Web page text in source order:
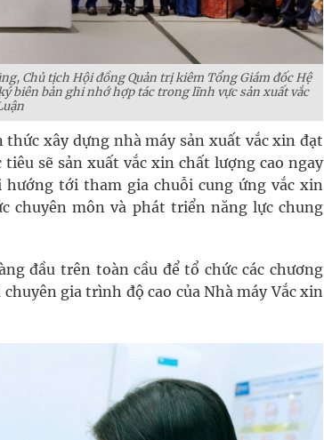
Chủ tịch Hội đồng Quản trị kiêm Tổng Giám đốc Hệ
biên bản ghi nhớ hợp tác trong lĩnh vực sản xuất vắc
xây dựng nhà máy sản xuất vắc xin đạt
sẽ sản xuất vắc xin chất lượng cao ngay
tới tham gia chuỗi cung ứng vắc xin
chuyên môn và phát triển năng lực chung
đầu trên toàn cầu để tổ chức các chương
gia trình độ cao của Nhà máy Vắc xin